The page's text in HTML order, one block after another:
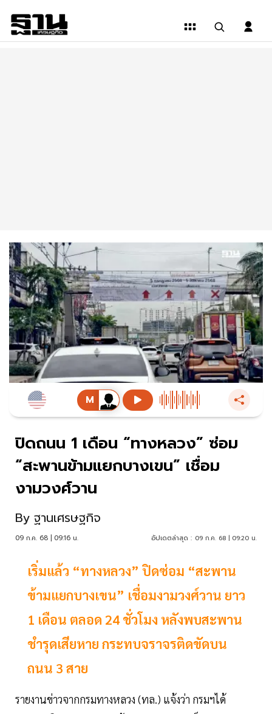
ปิดถนน 1 เดือน “ทางหลวง” ซ่อม
“สะพานข้ามแยกบางเขน” เชื่อม
งามวงศ์วาน
By ฐานเศรษฐกิจ
09 ก.ค. 68 | 09:16 น. อัปเดตล่าสุด : 09 ก.ค. 68 | 09:20 น.
เริ่มแล้ว “ทางหลวง” ปิดซ่อม “สะพาน
ข้ามแยกบางเขน” เชื่อมงามวงศ์วาน ยาว
1 เดือน ตลอด 24 ชั่วโมง หลังพบสะพาน
ชำรุดเสียหาย กระทบจราจรติดขัดบน
ถนน 3 สาย
รายงานข่าวจากกรมทางหลวง (ทล.) แจ้งว่า กรมฯได้